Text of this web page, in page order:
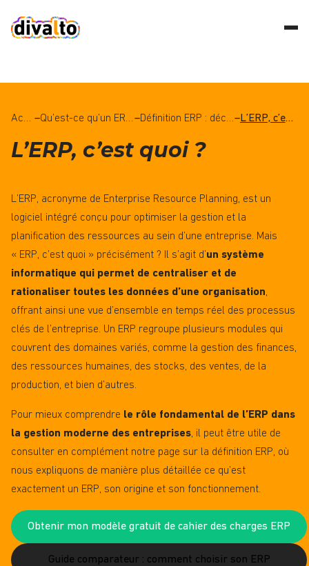
Accueil – Qu’est-ce qu’un ERP ? Notre guide complet sur les logiciels ERP.– Définition ERP : découvrez ce qu’est un ERP.– L’ERP, c’est quoi ?
L’ERP, c’est quoi ?
L’ERP, acronyme de Enterprise Resource Planning, est un
logiciel intégré conçu pour optimiser la gestion et la
planification des ressources au sein d’une entreprise. Mais
« ERP, c’est quoi » précisément ? Il s’agit d’un système
informatique qui permet de centraliser et de
rationaliser toutes les données d’une organisation,
offrant ainsi une vue d’ensemble en temps réel des processus
clés de l’entreprise. Un ERP regroupe plusieurs modules qui
couvrent des domaines variés, comme la gestion des finances,
des ressources humaines, des stocks, des ventes, de la
production, et bien d’autres.
Pour mieux comprendre le rôle fondamental de l’ERP dans
la gestion moderne des entreprises, il peut être utile de
consulter en complément notre page sur la définition ERP, où
nous expliquons de manière plus détaillée ce qu’est
exactement un ERP, son origine et son fonctionnement.
Obtenir mon modèle gratuit de cahier des charges ERP
Guide comparateur : comment choisir son ERP